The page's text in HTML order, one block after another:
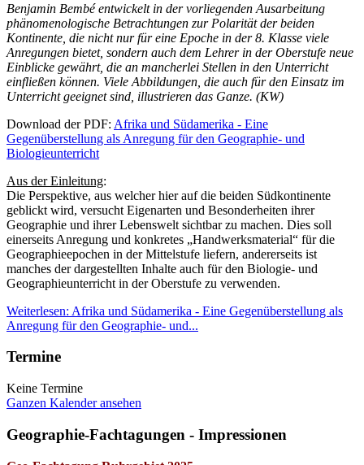
Benjamin Bembé entwickelt in der vorliegenden Ausarbeitung
phänomenologische Betrachtungen zur Polarität der beiden
Kontinente, die nicht nur für eine Epoche in der 8. Klasse viele
Anregungen bietet, sondern auch dem Lehrer in der Oberstufe neue
Einblicke gewährt, die an mancherlei Stellen in den Unterricht
einfließen können. Viele Abbildungen, die auch für den Einsatz im
Unterricht geeignet sind, illustrieren das Ganze. (KW)
Download der PDF: Afrika und Südamerika - Eine
Gegenüberstellung als Anregung für den Geographie- und
Biologieunterricht
Aus der Einleitung:
Die Perspektive, aus welcher hier auf die beiden Südkontinente
geblickt wird, versucht Eigenarten und Besonderheiten ihrer
Geographie und ihrer Lebenswelt sichtbar zu machen. Dies soll
einerseits Anregung und konkretes „Handwerksmaterial“ für die
Geographieepochen in der Mittelstufe liefern, andererseits ist
manches der dargestellten Inhalte auch für den Biologie- und
Geographieunterricht in der Oberstufe zu verwenden.
Weiterlesen: Afrika und Südamerika - Eine Gegenüberstellung als
Anregung für den Geographie- und...
Termine
Keine Termine
Ganzen Kalender ansehen
Geographie-Fachtagungen - Impressionen